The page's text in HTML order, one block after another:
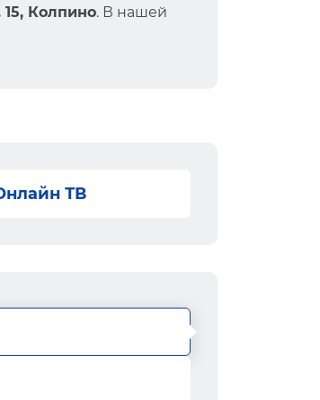
Колпино. В нашей
ТВ